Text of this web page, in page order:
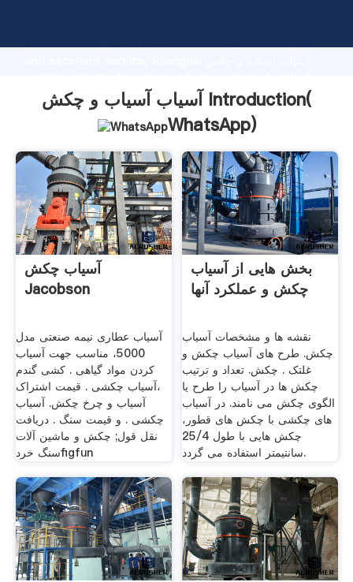
production capability, advanced research strength
customers.
آسیاب آسیاب و چکش Introduction(
WhatsApp)
آسیاب چکش
Jacobson
آسیاب عطاری نیمه صنعتی مدل
5000، مناسب جهت آسیاب
کردن مواد گیاهی . کشی گندم
،آسیاب چکشی . قیمت اشتراک
آسیاب و چرخ چکش. آسیاب
چکشی . و قیمت سنگ . دریافت
نقل قول; چکش و ماشین آلات
سنگ خردfigfun
بخش هایی از آسیاب
چکش و عملکرد آنها
نقشه ها و مشخصات آسیاب
چکش. طرح های آسیاب چکش و
غلتک . چکش. تعداد و ترتیب
چکش ها در آسیاب را طرح یا
الگوی چکش می نامند. در آسیاب
های چکشی با چکش های قطور،
چکش هایی با طول 25/4
سانتیمتر استفاده می گردد.